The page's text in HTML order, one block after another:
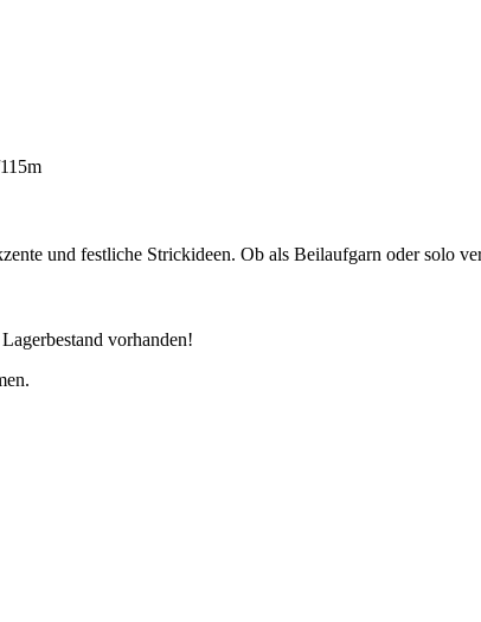
und festliche Strickideen. Ob als Beilaufgarn oder solo
vorhanden!